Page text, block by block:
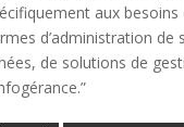
aux besoins
d’administration de
de solutions de